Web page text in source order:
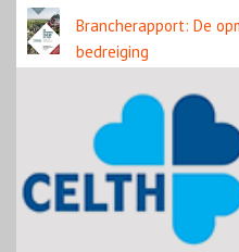
Brancherapport: De
bedreiging